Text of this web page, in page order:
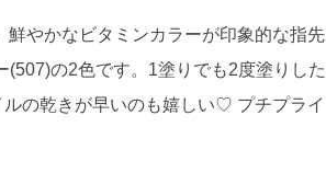
やかなビタミンカラーが印象的な指先
の2色です。1塗りでも2度塗りした
の乾きが早いのも嬉しい♡ プチプライ